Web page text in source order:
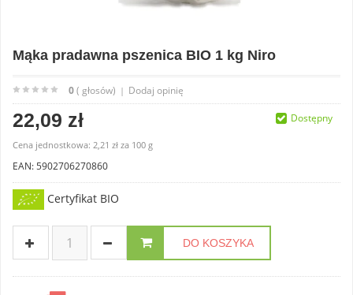
Mąka pradawna pszenica BIO 1 kg Niro
0( głosów) | Dodaj opinię
22,09 zł
Cena jednostkowa: 2,21 zł za 100 g
EAN: 5902706270860
Certyfikat BIO
DO KOSZYKA
Dostępny